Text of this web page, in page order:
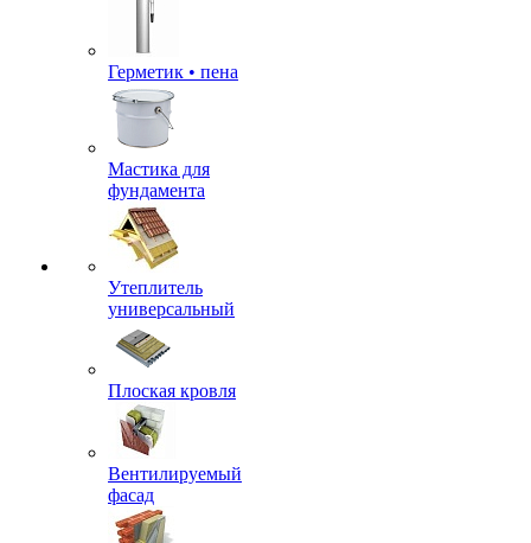
Герметик • пена
Мастика для
фундамента
Утеплитель
универсальный
Плоская кровля
Вентилируемый
фасад